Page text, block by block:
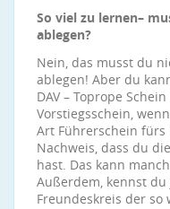
So viel zu lernen–
ablegen?
Nein, das musst du
ablegen! Aber du
DAV – Toprope
Vorstiegsschein,
Art Führerschein
Nachweis, dass du
hast. Das kann
Außerdem, kennst
Freundeskreis der so